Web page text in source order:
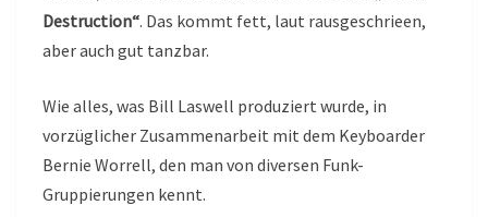
Destruction“. Das kommt fett, laut rausgeschrieen,
aber auch gut tanzbar.
Wie alles, was Bill Laswell produziert wurde, in
vorzüglicher Zusammenarbeit mit dem Keyboarder
Bernie Worrell, den man von diversen Funk-
Gruppierungen kennt.